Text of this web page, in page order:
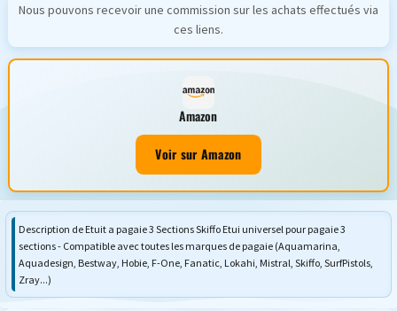
Nous pouvons recevoir une commission sur les achats effectués via
ces liens.
Amazon
Voir sur Amazon
Description de Etuit a pagaie 3 Sections Skiffo Etui universel pour pagaie 3
sections - Compatible avec toutes les marques de pagaie (Aquamarina,
Aquadesign, Bestway, Hobie, F-One, Fanatic, Lokahi, Mistral, Skiffo, SurfPistols,
Zray...)